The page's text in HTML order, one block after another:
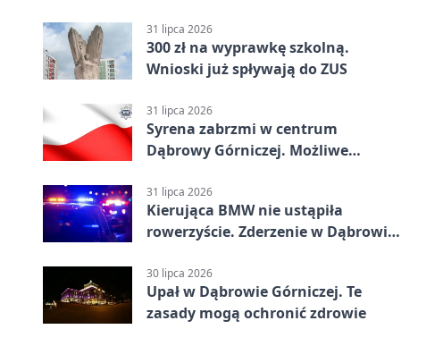
31 lipca 2026
300 zł na wyprawkę szkolną.
Wnioski już spływają do ZUS
31 lipca 2026
Syrena zabrzmi w centrum
Dąbrowy Górniczej. Możliwe
31 lipca 2026
Kierująca BMW nie ustąpiła
rowerzyście. Zderzenie w Dąbrowie
30 lipca 2026
Upał w Dąbrowie Górniczej. Te
zasady mogą ochronić zdrowie